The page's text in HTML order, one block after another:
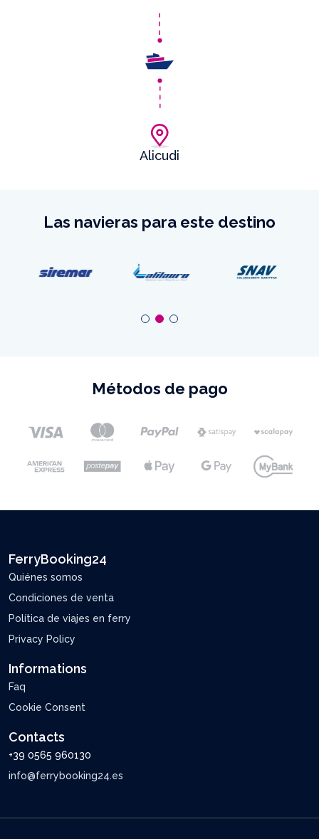
Alicudi
Las navieras para este destino
Métodos de pago
FerryBooking24
Quiénes somos
Condiciones de venta
Política de viajes en ferry
Privacy Policy
Informations
Faq
Cookie Consent
Contacts
+39 0565 960130
info@ferrybooking24.es